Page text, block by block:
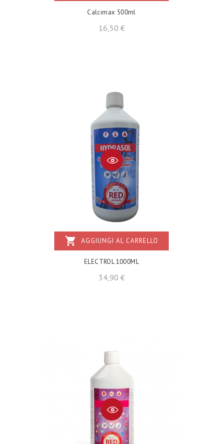
Calcimax 500ml
16,50 €Prezzo
shopping_cart AGGIUNGI AL CARRELLO
ELECTROL 1000ML
34,90 €Prezzo